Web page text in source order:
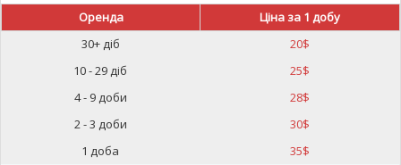
Оренда
Ціна за 1 добу
30+ діб
20$
10 - 29 діб
25$
4 - 9 доби
28$
2 - 3 доби
30$
1 доба
35$